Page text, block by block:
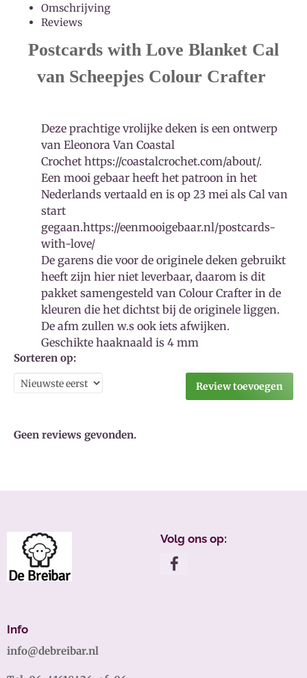
Omschrijving
Reviews
Postcards with Love Blanket Cal
van Scheepjes Colour Crafter
Deze prachtige vrolijke deken is een ontwerp
van Eleonora Van Coastal
Crochet https://coastalcrochet.com/about/.
Een mooi gebaar heeft het patroon in het
Nederlands vertaald en is op 23 mei als Cal van
start
gegaan.https://eenmooigebaar.nl/postcards-
with-love/
De garens die voor de originele deken gebruikt
heeft zijn hier niet leverbaar, daarom is dit
pakket samengesteld van Colour Crafter in de
kleuren die het dichtst bij de originele liggen.
De afm zullen w.s ook iets afwijken.
Geschikte haaknaald is 4 mm
Sorteren op:
Review toevoegen
Geen reviews gevonden.
Volg ons op:
Info
info@debreibar.nl